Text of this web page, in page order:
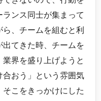
ンス同士が集まって
、チームを組むと利
てきた時、チームを
界を盛り上げようと
合おう」という雰囲気
こをきっかけにした